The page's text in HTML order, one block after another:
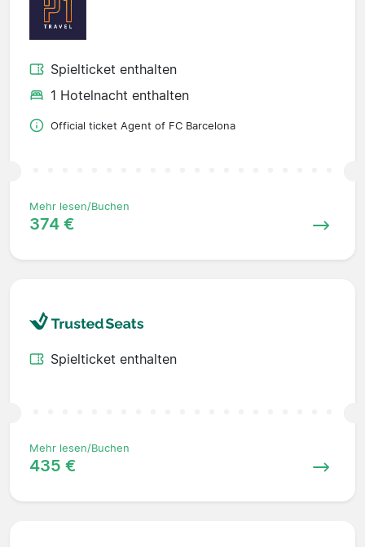
Spielticket enthalten
1 Hotelnacht enthalten
Official ticket Agent of FC Barcelona
Mehr lesen/Buchen
374 €
Spielticket enthalten
Mehr lesen/Buchen
435 €